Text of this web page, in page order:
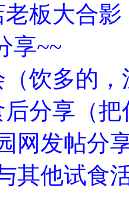
老板大合
享~~
（饮多的
后分享（
网发帖分
其他试食